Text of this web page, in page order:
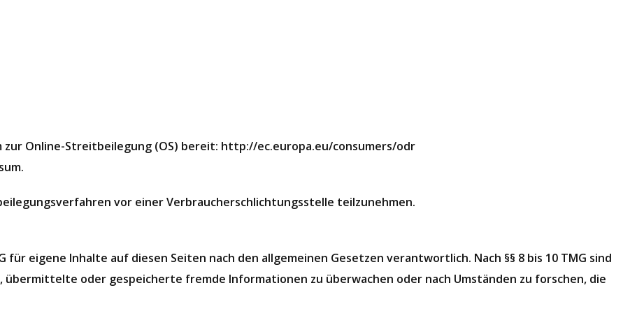
zur Online-Streitbeilegung (OS) bereit: http://ec.europa.eu/consumers/odr
vor einer Verbraucherschlichtungsstelle teilzunehmen.
für eigene Inhalte auf diesen Seiten nach den allgemeinen Gesetzen verantwortlich. Nach §§ 8 bis 10 TMG sind
oder gespeicherte fremde Informationen zu überwachen oder nach Umständen zu forschen, die